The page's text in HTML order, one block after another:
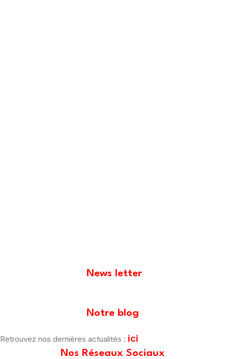
News letter
Notre blog
Retrouvez nos dernières actualités : ici
Nos Réseaux Sociaux